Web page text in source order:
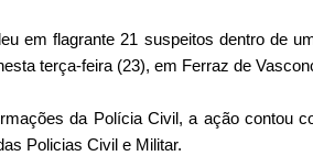
em flagrante 21 suspeitos dentro de
terça-feira (23), em Ferraz de
da Polícia Civil, a ação contou
Policias Civil e Militar.